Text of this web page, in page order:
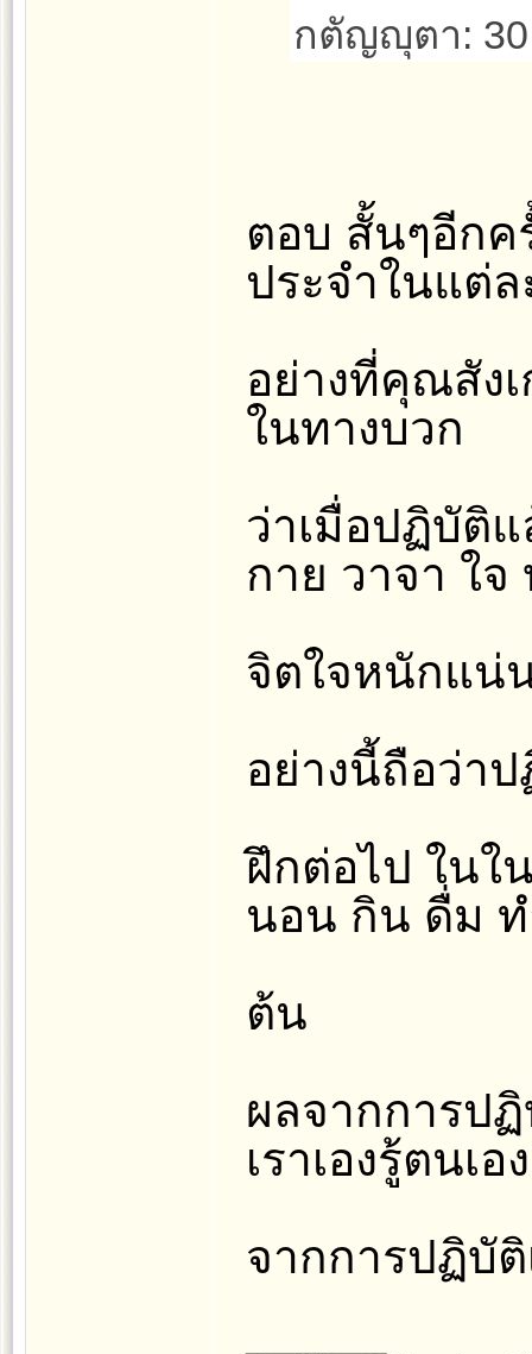
กตัญญุตา: 30
ตอบ สั้นๆอีกค
ประจำในแต่ล
อย่างที่คุณสัง
ในทางบวก
ว่าเมื่อปฏิบัติ
กาย วาจา ใ
จิตใจหนักแน่
อย่างนี้ถือว่า
ฝึกต่อไป ในใ
นอน กิน ดื่ม ท
ต้น
ผลจากการป
เราเองรู้ตนเ
จากการปฏิบั